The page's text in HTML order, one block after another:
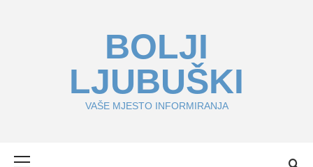
BOLJI
LJUBUŠKI
VAŠE MJESTO INFORMIRANJA